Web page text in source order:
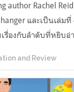
author Rachel
และเป็นเล่ม
รื่องกับลำดับที่หยิบอ่
and Review